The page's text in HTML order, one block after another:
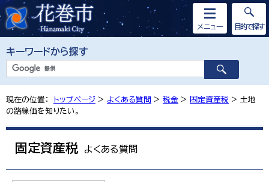
キーワードから探す
メニュー 目的で探す
現在の位置： トップページ > よくある質問 > 税金 > 固定資産税 > 土地
の路線価を知りたい。
固定資産税 よくある質問